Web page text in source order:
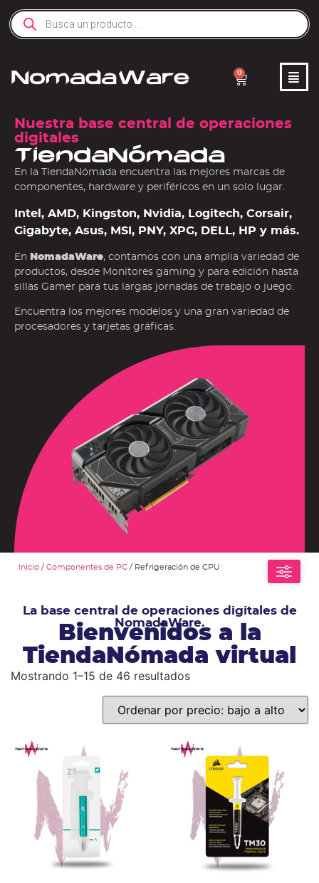
0
Nuestra base central de operaciones
digitales
TiendaNómada
En la TiendaNómada encuentra las mejores marcas de
componentes, hardware y periféricos en un solo lugar.
Intel, AMD, Kingston, Nvidia, Logitech, Corsair,
Gigabyte, Asus, MSI, PNY, XPG, DELL, HP y más.
En NomadaWare, contamos con una amplia variedad de
productos, desde Monitores gaming y para edición hasta
sillas Gamer para tus largas jornadas de trabajo o juego.
Encuentra los mejores modelos y una gran variedad de
procesadores y tarjetas gráficas.
Inicio /Componentes de PC / Refrigeración de CPU
La base central de operaciones digitales de
NomadaWare.
Bienvenidos a la
TiendaNómada virtual
Mostrando 1–15 de 46 resultados